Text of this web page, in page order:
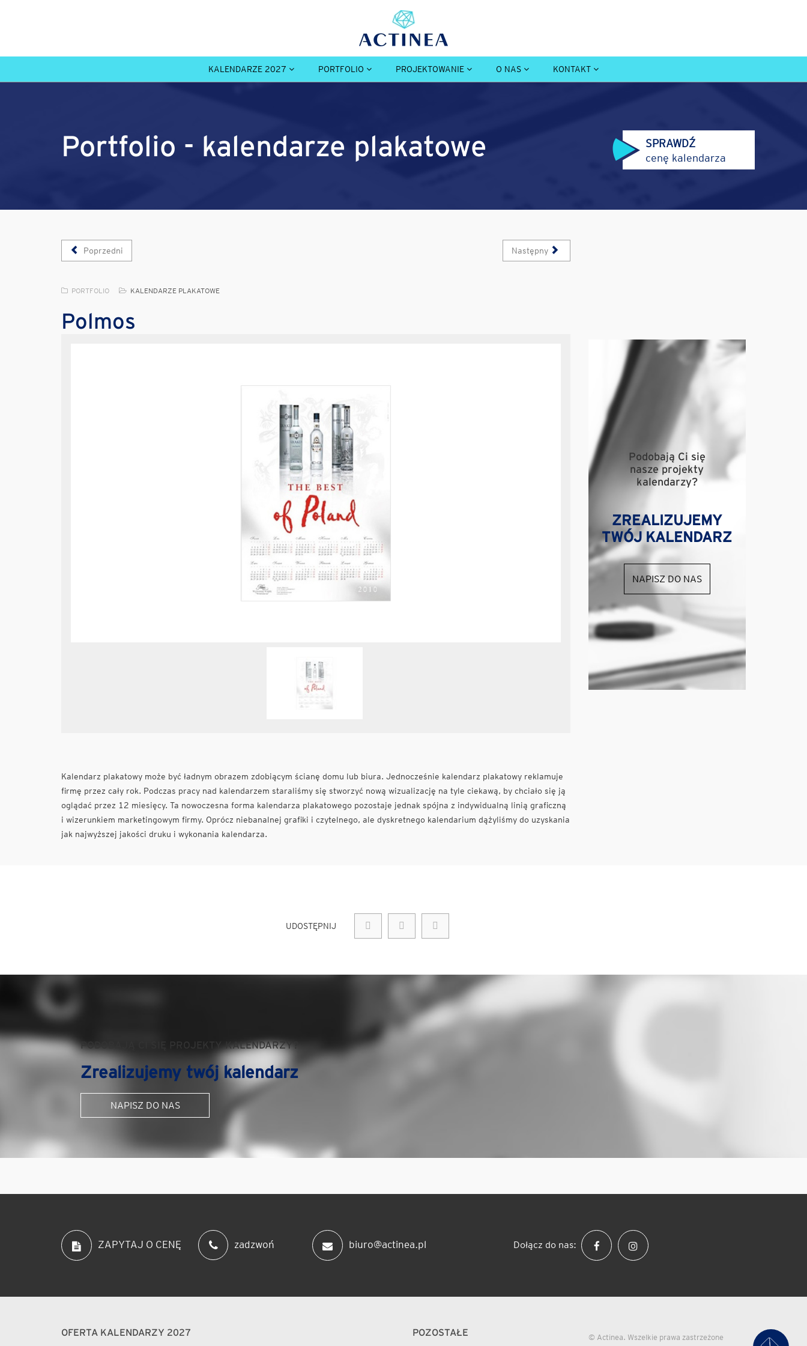
KALENDARZE 2027 PORTFOLIO PROJEKTOWANIE O NAS KONTAKT
Portfolio - kalendarze plakatowe
SPRAWDŹ
cenę kalendarza
Poprzedni Następny
PORTFOLIO KALENDARZE PLAKATOWE
Polmos
Kalendarz plakatowy może być ładnym obrazem zdobiącym ścianę domu lub biura. Jednocześnie kalendarz plakatowy reklamuje
firmę przez cały rok. Podczas pracy nad kalendarzem staraliśmy się stworzyć nową wizualizację na tyle ciekawą, by chciało się ją
oglądać przez 12 miesięcy. Ta nowoczesna forma kalendarza plakatowego pozostaje jednak spójna z indywidualną linią graficzną
i wizerunkiem marketingowym firmy. Oprócz niebanalnej grafiki i czytelnego, ale dyskretnego kalendarium dążyliśmy do uzyskania
jak najwyższej jakości druku i wykonania kalendarza.
Podobają Ci się
nasze projekty
kalendarzy?
ZREALIZUJEMY
TWÓJ KALENDARZ
NAPISZ DO NAS
UDOSTĘPNIJ
PODOBAJĄ CI SIĘ PROJEKTY KALENDARZY?
Zrealizujemy twój kalendarz
NAPISZ DO NAS
ZAPYTAJ O CENĘ zadzwoń biuro@actinea.pl Dołącz do nas:
OFERTA KALENDARZY 2027 POZOSTAŁE © Actinea. Wszelkie prawa zastrzeżone